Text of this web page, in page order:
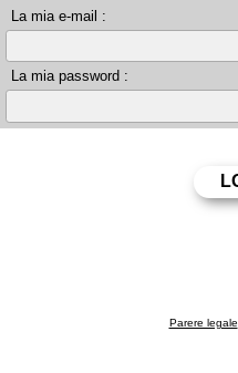
La mia e-mail :
La mia password :
Parere legale